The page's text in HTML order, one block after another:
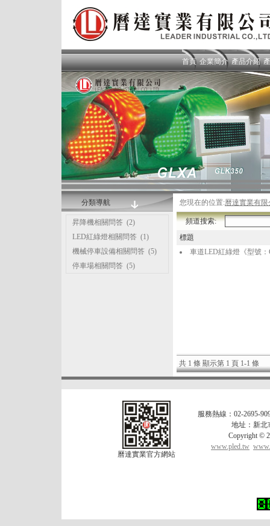
首頁 企業簡介 產品介紹
分類導航
昇降機相關問答 (2)
LED紅綠燈相關問答 (1)
機械停車設備相關問答 (5)
停車場相關問答 (5)
您現在的位置:曆達實業有限
頻道搜索:
標題
車道LED紅綠燈《型號
共 1 條 顯示第 1 頁 1-1 條
曆達實業官方網站
服務熱線：02-2695-
地址：新北
Copyright ©
www.pled.tw